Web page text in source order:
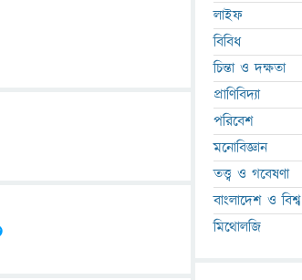
লাইফ
বিবিধ
চিন্তা ও দক্ষতা
প্রাণিবিদ্যা
পরিবেশ
মনোবিজ্ঞান
তত্ত্ব ও গবেষণা
বাংলাদেশ ও বিশ্ব
মিথোলজি